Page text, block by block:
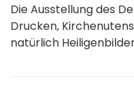
Die Ausstellung des
Drucken,
natürlich